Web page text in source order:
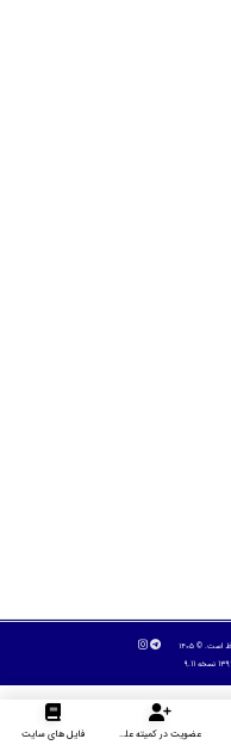
عضویت در کمیته علمی داوران فایل های سایت